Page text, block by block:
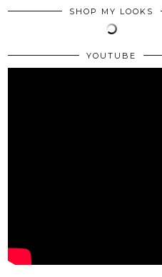
SHOP MY LOOKS
YOUTUBE